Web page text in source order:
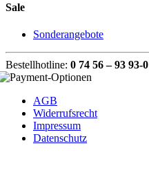
Sale
Sonderangebote
Bestellhotline: 0 74 56 – 93 93-0
AGB
Widerrufsrecht
Impressum
Datenschutz